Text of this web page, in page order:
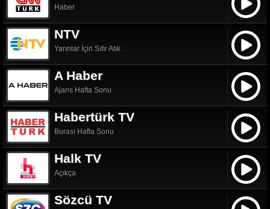
Haber
NTV
Yarınlar İçin Sıfır Atık
A Haber
Ajans Hafta Sonu
Habertürk TV
Burası Hafta Sonu
Halk TV
Açıkça
Sözcü TV